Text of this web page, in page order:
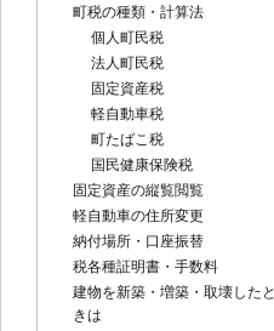
町税の種類・計算法
個人町民税
法人町民税
固定資産税
軽自動車税
町たばこ税
国民健康保険税
固定資産の縦覧閲覧
軽自動車の住所変更
納付場所・口座振替
税各種証明書・手数料
建物を新築・増築・取壊したと
きは